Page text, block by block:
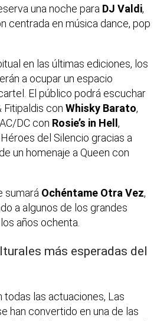
una noche para DJ Valdi,
centrada en música dance, pop
en las últimas ediciones, los
a ocupar un espacio
El público podrá escuchar
Fitipaldis con Whisky Barato,
DC con Rosie’s in Hell ,
del Silencio gracias a
un homenaje a Queen con
sumará Ochéntame Otra Vez,
a algunos de los grandes
años ochenta.
más esperadas del
todas las actuaciones, Las
han convertido en una de las